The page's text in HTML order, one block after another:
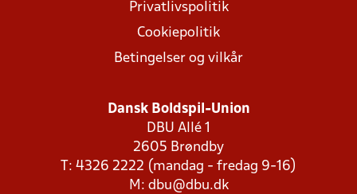
Privatlivspolitik
Cookiepolitik
Betingelser og vilkår
Dansk Boldspil-Union
DBU Allé 1
2605 Brøndby
T: 4326 2222 (mandag - fredag 9-16)
M: dbu@dbu.dk